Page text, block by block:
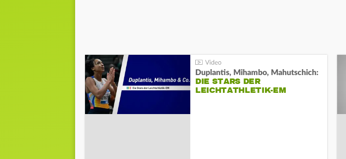
Duplantis, Mihambo, Mahutschich:
DIE STARS DER
LEICHTATHLETIK-EM